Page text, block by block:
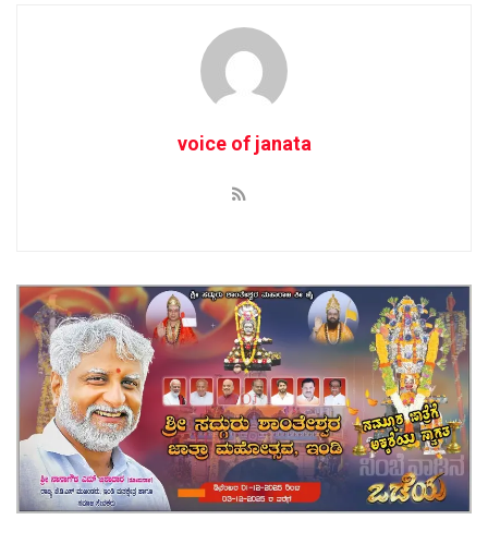
voice of janata